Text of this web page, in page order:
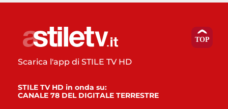
Scarica l'app di STILE TV HD
STILE TV HD in onda su:
CANALE 78 DEL DIGITALE TERRESTRE